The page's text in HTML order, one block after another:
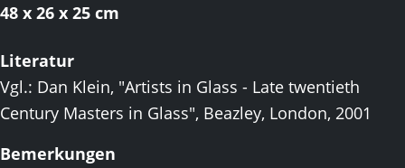
48 x 26 x 25 cm
Literatur
Vgl.: Dan Klein, "Artists in Glass - Late twentieth
Century Masters in Glass", Beazley, London, 2001
Bemerkungen